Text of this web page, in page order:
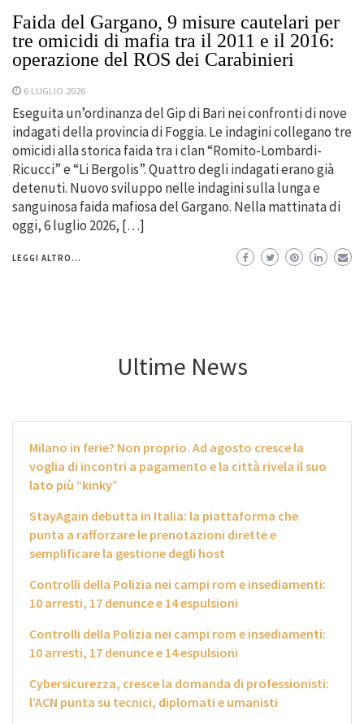
Faida del Gargano, 9 misure cautelari per
tre omicidi di mafia tra il 2011 e il 2016:
operazione del ROS dei Carabinieri
6 LUGLIO 2026
Eseguita un’ordinanza del Gip di Bari nei confronti di nove
indagati della provincia di Foggia. Le indagini collegano tre
omicidi alla storica faida tra i clan “Romito-Lombardi-
Ricucci” e “Li Bergolis”. Quattro degli indagati erano già
detenuti. Nuovo sviluppo nelle indagini sulla lunga e
sanguinosa faida mafiosa del Gargano. Nella mattinata di
oggi, 6 luglio 2026, […]
LEGGI ALTRO...
Ultime News
Milano in ferie? Non proprio. Ad agosto cresce la
voglia di incontri a pagamento e la città rivela il suo
lato più “kinky”
StayAgain debutta in Italia: la piattaforma che
punta a rafforzare le prenotazioni dirette e
semplificare la gestione degli host
Controlli della Polizia nei campi rom e insediamenti:
10 arresti, 17 denunce e 14 espulsioni
Controlli della Polizia nei campi rom e insediamenti:
10 arresti, 17 denunce e 14 espulsioni
Cybersicurezza, cresce la domanda di professionisti:
l’ACN punta su tecnici, diplomati e umanisti